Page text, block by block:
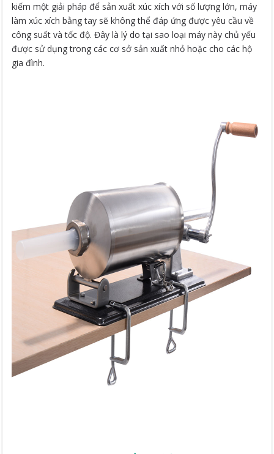
kiếm một giải pháp để sản xuất xúc xích với số lượng lớn, máy
làm xúc xích bằng tay sẽ không thể đáp ứng được yêu cầu về
công suất và tốc độ. Đây là lý do tại sao loại máy này chủ yếu
được sử dụng trong các cơ sở sản xuất nhỏ hoặc cho các hộ
gia đình.